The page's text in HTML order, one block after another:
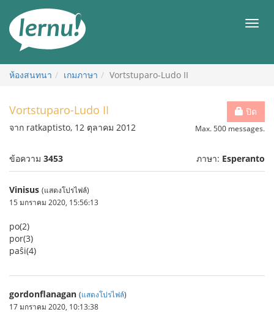
สารบัญ
เมนู
ห้องสนทนา เกมภาษา Vortstuparo-Ludo II
ปิด
Max. 500 messages.
Vortstuparo-Ludo II
จาก ratkaptisto, 12 ตุลาคม 2012
ข้อความ 3453 ภาษา: Esperanto
Vinisus (แสดงโปรไฟล์)
15 มกราคม 2020, 15:56:13
po(2)
por(3)
paŝi(4)
gordonflanagan (แสดงโปรไฟล์)
17 มกราคม 2020, 10:13:38